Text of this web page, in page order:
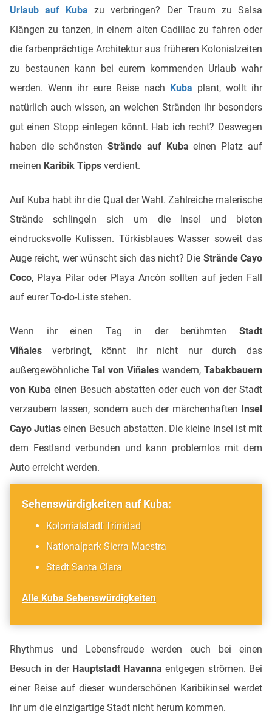
Urlaub auf Kuba zu verbringen? Der Traum zu Salsa
Klängen zu tanzen, in einem alten Cadillac zu fahren oder
die farbenprächtige Architektur aus früheren Kolonialzeiten
zu bestaunen kann bei eurem kommenden Urlaub wahr
werden. Wenn ihr eure Reise nach Kuba plant, wollt ihr
natürlich auch wissen, an welchen Stränden ihr besonders
gut einen Stopp einlegen könnt. Hab ich recht? Deswegen
haben die schönstenStrände auf Kuba einen Platz auf
meinen Karibik Tipps verdient.
Auf Kuba habt ihr die Qual der Wahl. Zahlreiche malerische
Strände schlingeln sich um die Insel und bieten
eindrucksvolle Kulissen. Türkisblaues Wasser soweit das
Auge reicht, wer wünscht sich das nicht? Die Strände Cayo
Coco, Playa Pilar oder Playa Ancón sollten auf jeden Fall
auf eurer To-do-Liste stehen.
Wenn ihr einen Tag in der berühmten Stadt
Viñales verbringt, könnt ihr nicht nur durch das
außergewöhnliche Tal von Viñales wandern, Tabakbauern
von Kuba einen Besuch abstatten oder euch von der Stadt
verzaubern lassen, sondern auch der märchenhaften Insel
Cayo Jutías einen Besuch abstatten. Die kleine Insel ist mit
dem Festland verbunden und kann problemlos mit dem
Auto erreicht werden.
Sehenswürdigkeiten auf Kuba:
Kolonialstadt Trinidad
Nationalpark Sierra Maestra
Stadt Santa Clara
Alle Kuba Sehenswürdigkeiten
Rhythmus und Lebensfreude werden euch bei einen
Besuch in der Hauptstadt Havanna entgegen strömen. Bei
einer Reise auf dieser wunderschönen Karibikinsel werdet
ihr um die einzigartige Stadt nicht herum kommen.